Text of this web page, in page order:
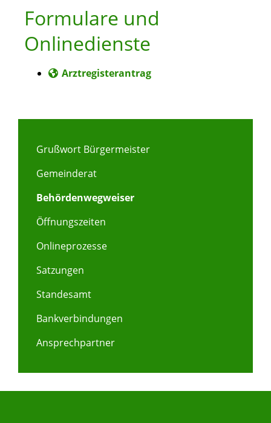
Formulare und
Onlinedienste
Arztregisterantrag
Grußwort Bürgermeister
Gemeinderat
Behördenwegweiser
Öffnungszeiten
Onlineprozesse
Satzungen
Standesamt
Bankverbindungen
Ansprechpartner